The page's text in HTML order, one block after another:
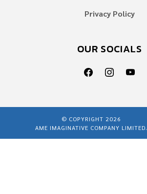
Privacy Policy
OUR SOCIALS
© COPYRIGHT 2026
AME IMAGINATIVE COMPANY LIMITED.